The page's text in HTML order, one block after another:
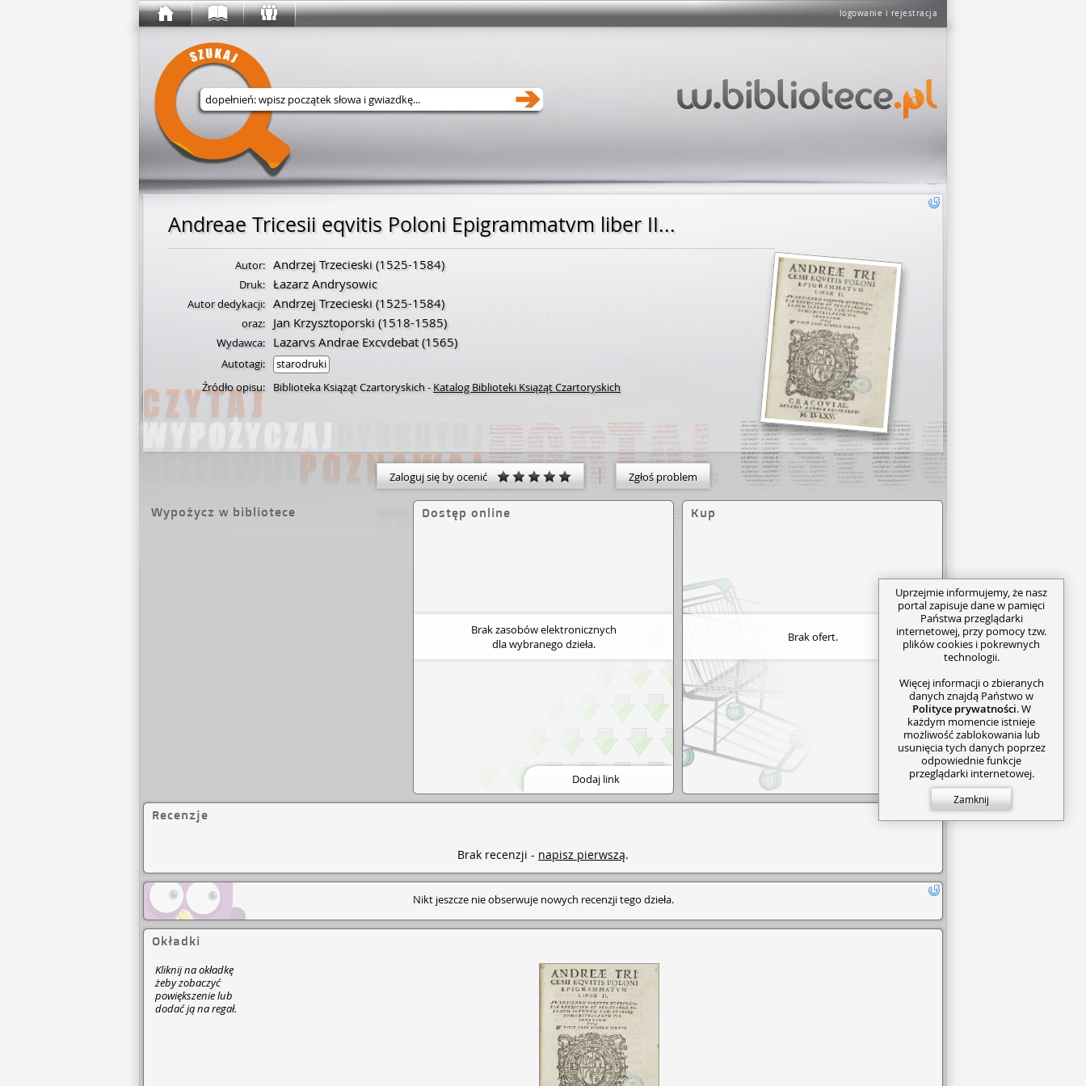
logowanie i rejestracja
Wyszukaj w serwisie
Andreae Tricesii eqvitis Poloni Epigrammatvm liber II...
Autor: Andrzej Trzecieski (1525-1584)
Druk: Łazarz Andrysowic
Autor dedykacji: Andrzej Trzecieski (1525-1584)
oraz: Jan Krzysztoporski (1518-1585)
Wydawca: Lazarvs Andrae Excvdebat(1565)
Autotagi:
starodruki
Źródło opisu:
Biblioteka Książąt Czartoryskich - Katalog Biblioteki Książąt Czartoryskich
Zaloguj się by ocenić Zgłoś problem
Wypożycz w bibliotece Dostęp online
Brak zasobów elektronicznych
dla wybranego dzieła.
Dodaj link
Kup
Brak ofert.
Recenzje
Brak recenzji - napisz pierwszą.
Nikt jeszcze nie obserwuje nowych recenzji tego dzieła.
Okładki
Kliknij na okładkę
żeby zobaczyć
powiększenie lub
dodać ją na regał.
Uprzejmie informujemy, że nasz
portal zapisuje dane w pamięci
Państwa przeglądarki
internetowej, przy pomocy tzw.
plików cookies i pokrewnych
technologii.
Więcej informacji o zbieranych
danych znajdą Państwo w
Polityce prywatności. W
każdym momencie istnieje
możliwość zablokowania lub
usunięcia tych danych poprzez
odpowiednie funkcje
przeglądarki internetowej.
Zamknij